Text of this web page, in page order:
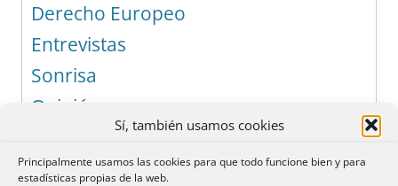
Sí, también usamos cookies
Principalmente usamos las cookies para que todo funcione bien y para
estadísticas propias de la web.
Derecho Europeo
Entrevistas
Sonrisa
Opinión
-oOo-